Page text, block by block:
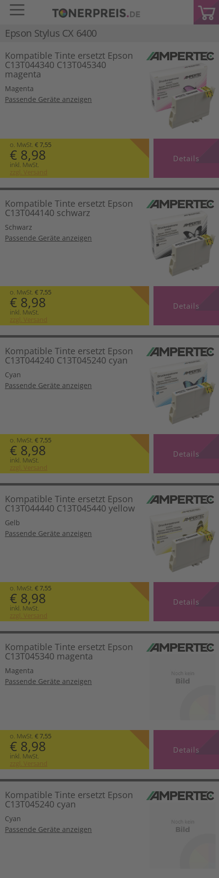
Epson Stylus CX 6400
Kompatible Tinte ersetzt Epson
C13T044340 C13T045340
magenta
Magenta
Passende Geräte anzeigen
o. MwSt. € 7,55
€ 8,98
inkl. MwSt.
zzgl. Versand
Details
Kompatible Tinte ersetzt Epson
C13T044140 schwarz
Schwarz
Passende Geräte anzeigen
o. MwSt. € 7,55
€ 8,98
inkl. MwSt.
zzgl. Versand
Details
Kompatible Tinte ersetzt Epson
C13T044240 C13T045240 cyan
Cyan
Passende Geräte anzeigen
o. MwSt. € 7,55
€ 8,98
inkl. MwSt.
zzgl. Versand
Details
Kompatible Tinte ersetzt Epson
C13T044440 C13T045440 yellow
Gelb
Passende Geräte anzeigen
o. MwSt. € 7,55
€ 8,98
inkl. MwSt.
zzgl. Versand
Details
Kompatible Tinte ersetzt Epson
C13T045340 magenta
Magenta
Passende Geräte anzeigen
o. MwSt. € 7,55
€ 8,98
inkl. MwSt.
zzgl. Versand
Details
Kompatible Tinte ersetzt Epson
C13T045240 cyan
Cyan
Passende Geräte anzeigen